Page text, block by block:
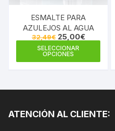
ESMALTE PARA
AZULEJOS AL AGUA
32,49€ El
precio
original
era:
25,00€El
precio
SELECCIONAR
OPCIONES
ATENCIÓN AL CLIENTE: